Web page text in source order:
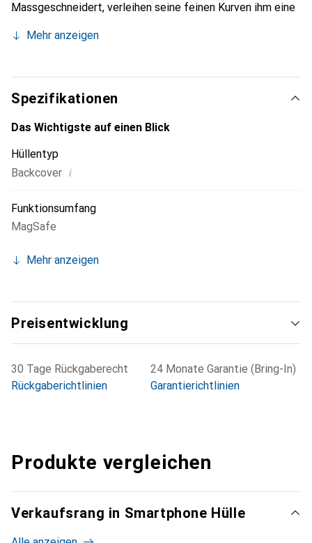
Massgeschneidert, verleihen seine feinen Kurven ihm eine
Accessoire für Ihr Smartphone. International anerkannt für
sichere Wahl für eine anspruchsvolle Kundschaft.
Mehr anzeigen
Spezifikationen
Das Wichtigste auf einen Blick
Hüllentyp
Backcover i
Funktionsumfang
MagSafe
Mehr anzeigen
Preisentwicklung
30 Tage Rückgaberecht
Rückgaberichtlinien
24 Monate Garantie (Bring-In)
Garantierichtlinien
Produkte vergleichen
Verkaufsrang in Smartphone Hülle